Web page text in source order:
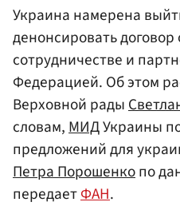
Украина намерена
денонсировать
сотрудничестве и
Федерацией. Об этом
Верховной рады
словам,МИДУкраины
предложений для
Петра Порошенкопо
передаетФАН.